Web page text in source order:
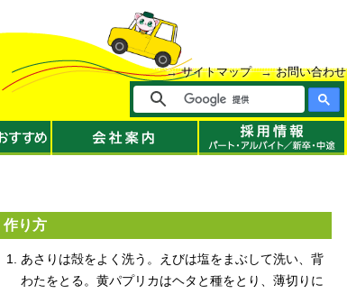
サイトマップ お問い合わせ
作り方
あさりは殻をよく洗う。えびは塩をまぶして洗い、背
わたをとる。黄パプリカはヘタと種をとり、薄切りに